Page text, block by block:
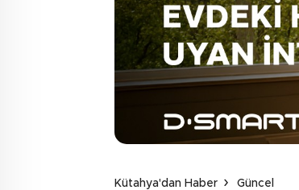
Kütahya'dan Haber Güncel